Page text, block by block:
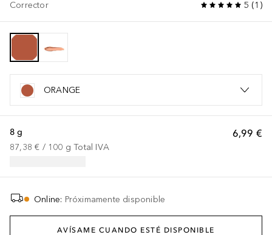
Corrector 5 (1 )
ORANGE
6,99 €
8 g
87,38 € / 100 g Total IVA
Online: Próximamente disponible
AVÍSAME CUANDO ESTÉ DISPONIBLE